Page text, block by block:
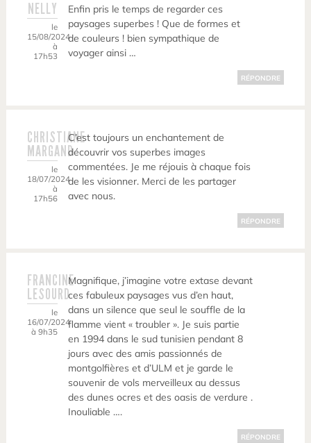
NELLY
le
15/08/2024
à
17h53
Enfin pris le temps de regarder ces
paysages superbes ! Que de formes et
de couleurs ! bien sympathique de
voyager ainsi …
RÉPONDRE
CHRISTIANE
MARGAND
le
18/07/2024
à
17h56
C’est toujours un enchantement de
découvrir vos superbes images
commentées. Je me réjouis à chaque fois
de les visionner. Merci de les partager
avec nous.
RÉPONDRE
FRANCINE
LESOURD
le
16/07/2024
à 9h35
Magnifique, j’imagine votre extase devant
ces fabuleux paysages vus d’en haut,
dans un silence que seul le souffle de la
flamme vient « troubler ». Je suis partie
en 1994 dans le sud tunisien pendant 8
jours avec des amis passionnés de
montgolfières et d’ULM et je garde le
souvenir de vols merveilleux au dessus
des dunes ocres et des oasis de verdure .
Inouliable ….
RÉPONDRE